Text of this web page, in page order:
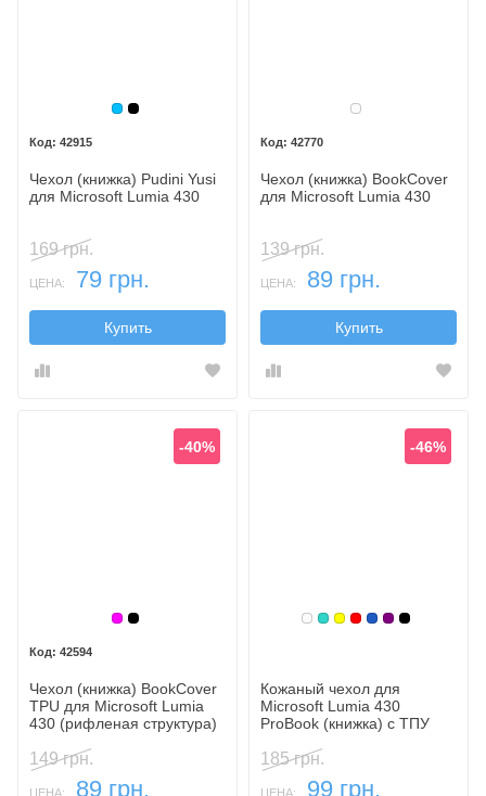
Голубой
Черный
42915
Чехол (книжка) Pudini Yusi
для Microsoft Lumia 430
169 грн.
ЦЕНА: 79 грн.
Купить
Белый
42770
Чехол (книжка) BookCover
для Microsoft Lumia 430
139 грн.
ЦЕНА: 89 грн.
Купить
Малиновый
Черный
-40%
42594
Чехол (книжка) BookCover
TPU для Microsoft Lumia
430 (рифленая структура)
149 грн.
ЦЕНА: 89 грн.
Белый
Бирюзовый
Желтый
Красный
Синий,Черный
-46%
Кожаный чехол для
Microsoft Lumia 430
ProBook (книжка) с ТПУ
185 грн.
ЦЕНА: 99 грн.